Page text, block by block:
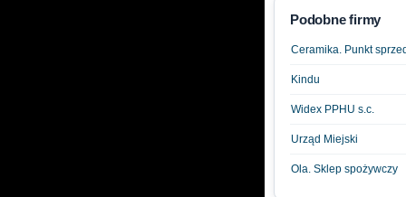
Podobne firmy
Ceramika. Punkt
Kindu
Widex PPHU s.c.
Urząd Miejski
Ola. Sklep spożywczy